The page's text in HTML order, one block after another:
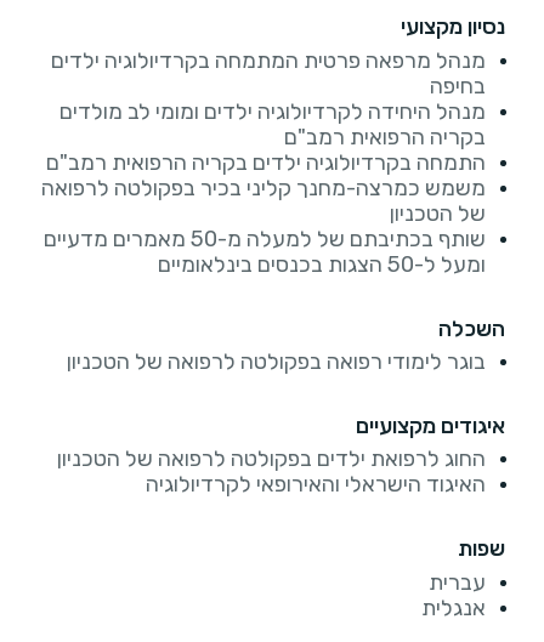
נסיון מקצועי
מנהל מרפאה פרטית המתמחה בקרדיולוגיה ילדים
בחיפה
מנהל היחידה לקרדיולוגיה ילדים ומומי לב מולדים
בקריה הרפואית רמב"ם
התמחה בקרדיולוגיה ילדים בקריה הרפואית רמב"ם
משמש כמרצה-מחנך קליני בכיר בפקולטה לרפואה
של הטכניון
שותף בכתיבתם של למעלה מ-50 מאמרים מדעיים
ומעל ל-50 הצגות בכנסים בינלאומיים
השכלה
בוגר לימודי רפואה בפקולטה לרפואה של הטכניון
איגודים מקצועיים
החוג לרפואת ילדים בפקולטה לרפואה של הטכניון
האיגוד הישראלי והאירופאי לקרדיולוגיה
שפות
עברית
אנגלית